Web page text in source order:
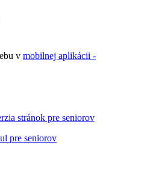
v mobilnej aplikácii -
stránok pre seniorov